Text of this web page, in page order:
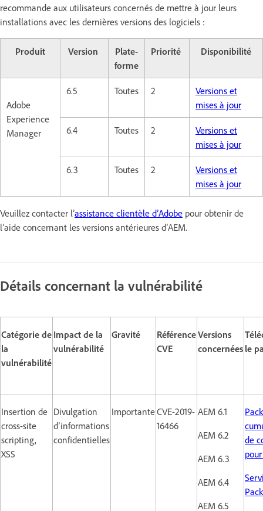
recommande aux utilisateurs concernés de mettre à jour leurs
installations avec les dernières versions des logiciels :
Produit Version
Plate-
forme
Priorité Disponibilité
Adobe
Experience
Manager
6.5 Toutes 2
Versions et
mises à jour
6.4 Toutes 2
Versions et
mises à jour
6.3 Toutes 2
Versions et
mises à jour
Veuillez contacter l’assistance clientèle d’Adobe pour obtenir de
l’aide concernant les versions antérieures d’AEM.
Détails concernant la vulnérabilité
Catégorie de
la
vulnérabilité
Impact de la
vulnérabilité
Gravité
Référence
CVE
Versions
concernées le
Insertion de
cross-site
scripting,
XSS
Divulgation
d’informations
confidentielles
ImportanteCVE-2019-
16466
AEM 6.1
AEM 6.2
AEM 6.3
AEM 6.4
AEM 6.5
Pack
de